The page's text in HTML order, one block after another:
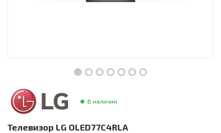
Сантехника В наличии
Телевизор LG OLED77C4RLA